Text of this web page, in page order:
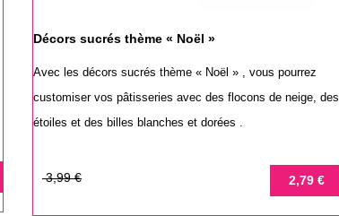
Décors sucrés thème « Noël »
Avec les décors sucrés thème « Noël » , vous pourrez
customiser vos pâtisseries avec des flocons de neige, des
étoiles et des billes blanches et dorées .
Prix
3,99 €
Prix 2,79 €